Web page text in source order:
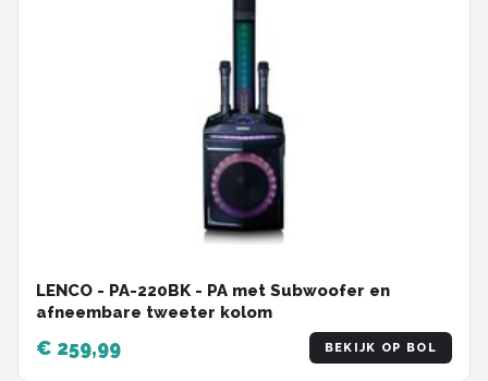
LENCO - PA-220BK - PA met Subwoofer en
afneembare tweeter kolom
€ 259,99 BEKIJK OP BOL